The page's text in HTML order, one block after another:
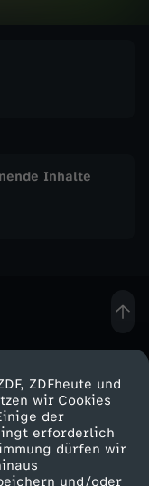
ZDFheute und
wir Cookies
der
erforderlich
dürfen wir
und/oder
Inhalte